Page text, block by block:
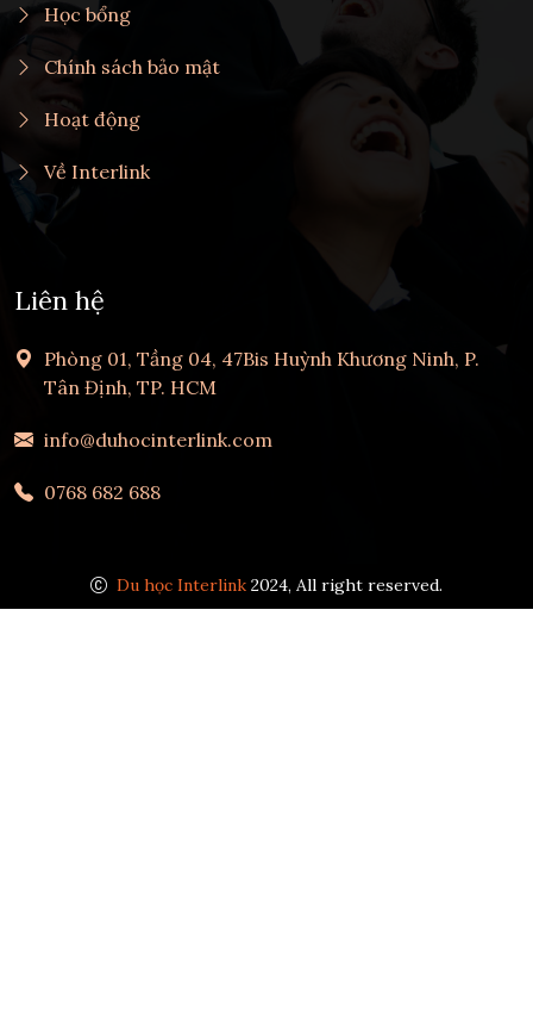
Học bổng
Chính sách bảo mật
Hoạt động
Về Interlink
Liên hệ
Phòng 01, Tầng 04, 47Bis Huỳnh Khương Ninh, P.
Tân Định, TP. HCM
info@duhocinterlink.com
0768 682 688
Du học Interlink 2024, All right reserved.